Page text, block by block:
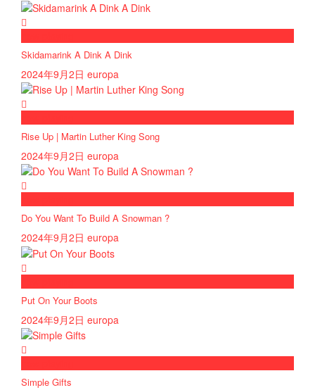
Skidamarink A Dink A Dink
2024年9月2日 europa
Rise Up | Martin Luther King Song
2024年9月2日 europa
Do You Want To Build A Snowman ?
2024年9月2日 europa
Put On Your Boots
2024年9月2日 europa
Simple Gifts